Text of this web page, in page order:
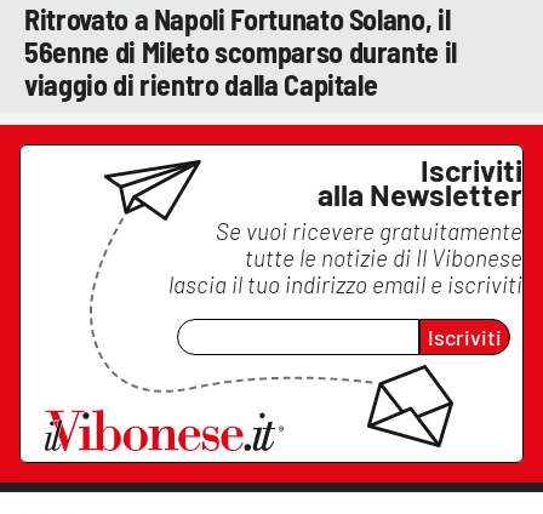
Ritrovato a Napoli Fortunato Solano, il
56enne di Mileto scomparso durante il
viaggio di rientro dalla Capitale
Iscriviti
alla Newsletter
Se vuoi ricevere gratuitamente
tutte le notizie di Il Vibonese
lascia il tuo indirizzo email e iscriviti
Iscriviti